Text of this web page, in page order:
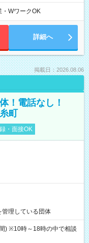
・WワークOK
詳細へ
掲載日：2026.08.06
！電話なし！
町
・面接OK
管理している団体
) ※10時～18時の中で相談